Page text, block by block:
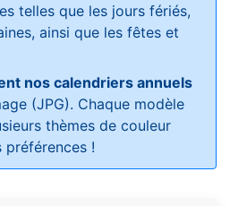
telles que les jours fériés,
ainsi que les fêtes et
nos calendriers annuels
(JPG). Chaque modèle
thèmes de couleur
!